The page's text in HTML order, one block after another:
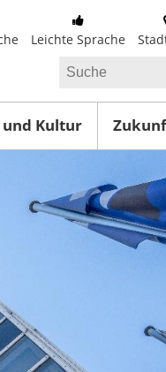
Leichte Sprache
und Kultur